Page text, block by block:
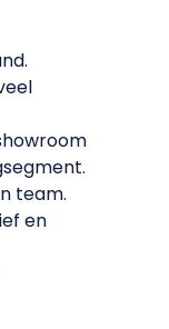
team.
en